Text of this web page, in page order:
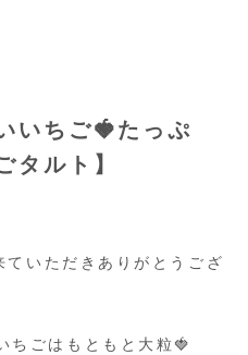
いちご🍓たっぷ
タルト】
いただきありがとうござ
ちごはもともと大粒🍓